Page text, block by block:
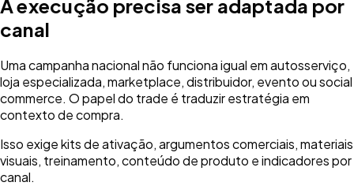
A execução precisa ser adaptada por
canal
Uma campanha nacional não funciona igual em autosserviço,
loja especializada, marketplace, distribuidor, evento ou social
commerce. O papel do trade é traduzir estratégia em
contexto de compra.
Isso exige kits de ativação, argumentos comerciais, materiais
visuais, treinamento, conteúdo de produto e indicadores por
canal.